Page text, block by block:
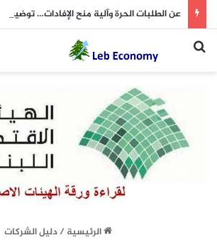
عن الطلبات الحرة وآلية منح الإفادات… توضيح من
بحث عن
الرئيسية/دليل الشركات